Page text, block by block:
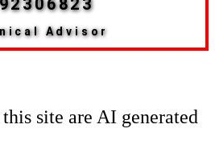
Advisor
site are AI generated